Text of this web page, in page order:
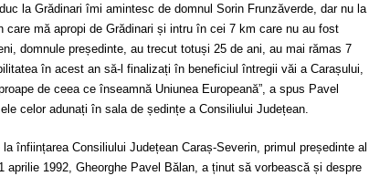
la Grădinari îmi amintesc de domnul Sorin Frunzăverde, dar nu la
mă apropi de Grădinari și intru în cei 7 km care nu au fost
domnule președinte, au trecut totuși 25 de ani, au mai rămas 7
în acest an să-l finalizați în beneficiul întregii văi a Carașului,
de ceea ce înseamnă Uniunea Europeană”, a spus Pavel
celor adunați în sala de ședințe a Consiliului Județean.
înființarea Consiliului Județean Caraș-Severin, primul președinte al
aprilie 1992, Gheorghe Pavel Bălan, a ținut să vorbească și despre